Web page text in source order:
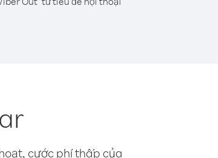
cước phí thấp của